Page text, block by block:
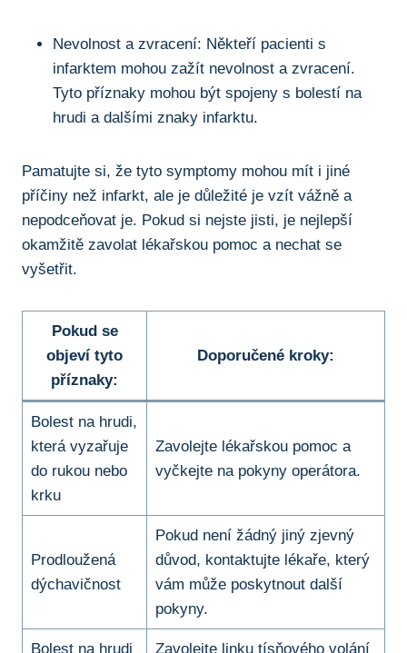
Nevolnost a zvracení:​ Někteří pacienti ​s ​
infarktem mohou zažít nevolnost a ‍zvracení.
‌Tyto ‍příznaky mohou být ⁢spojeny ⁤s ​bolestí na
‍hrudi a dalšími znaky infarktu.
Pamatujte si, že tyto ⁢symptomy ‍mohou mít i​ jiné
příčiny než infarkt, ⁢ale je ‌důležité je ⁣vzít vážně⁣ a⁤
nepodceňovat ⁢je. Pokud si ‍nejste jisti, je nejlepší
okamžitě zavolat lékařskou pomoc a nechat ‌se
vyšetřit.
Pokud‍ se
objeví tyto
příznaky:
Doporučené kroky:
Bolest na hrudi,​
která vyzařuje‍
do rukou nebo
krku
Zavolejte⁣ lékařskou pomoc ⁢a
vyčkejte na ‍pokyny⁢ operátora.
Prodloužená
dýchavičnost
Pokud není žádný jiný zjevný
důvod, kontaktujte lékaře,​ který‍
vám může‌ poskytnout další
pokyny.
Bolest ⁤na hrudi Zavolejte linku tísňového volání